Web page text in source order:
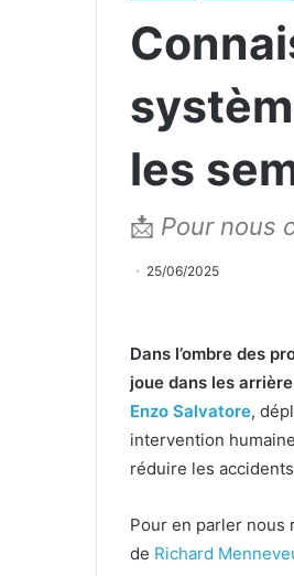
les
📩 Pour nous
25/06/2025
Dans l’ombre des
joue dans les
Enzo Salvatore,
intervention
réduire les
Pour en parler nous
de Richard